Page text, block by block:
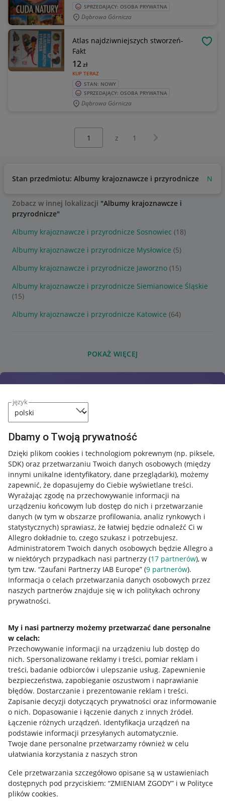
język
Dbamy o Twoją prywatność
Dzięki plikom cookies i technologiom pokrewnym (np. piksele,
SDK) oraz przetwarzaniu Twoich danych osobowych (między
innymi unikalne identyfikatory, dane przeglądarki), możemy
zapewnić, że dopasujemy do Ciebie wyświetlane treści.
Wyrażając zgodę na przechowywanie informacji na
urządzeniu końcowym lub dostęp do nich i przetwarzanie
danych (w tym w obszarze profilowania, analiz rynkowych i
statystycznych) sprawiasz, że łatwiej będzie odnaleźć Ci w
Allegro dokładnie to, czego szukasz i potrzebujesz.
Administratorem Twoich danych osobowych będzie Allegro a
w niektórych przypadkach nasi partnerzy (17 partnerów), w
tym tzw. “Zaufani Partnerzy IAB Europe” (9 partnerów).
Informacja o celach przetwarzania danych osobowych przez
naszych partnerów znajduje się w ich politykach ochrony
prywatności.
My i nasi partnerzy możemy przetwarzać dane personalne
w celach:
Przechowywanie informacji na urządzeniu lub dostęp do
nich. Spersonalizowane reklamy i treści, pomiar reklam i
treści, badanie odbiorców i ulepszanie usług. Zapewnienie
bezpieczeństwa, zapobieganie oszustwom i naprawianie
błędów. Dostarczanie i prezentowanie reklam i treści.
Zapisanie decyzji dotyczących prywatności oraz informowanie
o nich. Dopasowanie i łączenie danych z innych źródeł.
Łączenie różnych urządzeń. Identyfikacja urządzeń na
podstawie informacji przesyłanych automatycznie.
Twoje dane personalne przetwarzamy również w celu
ułatwiania korzystania z naszych stron
Cele przetwarzania szczegółowo opisane są w ustawieniach
dostępnych pod przyciskiem: “ZMIENIAM ZGODY” i w Polityce
plików cookies.
SPRZEDAJĄCY: OSOBA PRYWATNA
Dąbrowa Górnicza
Atlas najdziwniejszych stworzeń-
Fakt
KUP TERAZ
12zł
STAN: NOWY
SPRZEDAJĄCY: OSOBA PRYWATNA
Dąbrowa Górnicza
z 1 Następna strona
Stan przedmiotu: Albumy krajoznawcze i przyrodnicze Nowy
Zobacz w innej lokalizacji "Albumy krajoznawcze i
przyrodnicze"
Albumy krajoznawcze i przyrodnicze Sosnowiec (18)
Albumy krajoznawcze i przyrodnicze Mysłowice (5)
Albumy krajoznawcze i przyrodnicze Jaworzno (15)
Albumy krajoznawcze i przyrodnicze Siemianowice Śląskie
(15)
Albumy krajoznawcze i przyrodnicze Katowice (64)
POKAŻ WIĘCEJ
Przydatne informacje
Jak to działa
Allegro Gadane dla sprzedających
Allegro Gadane dla kupujących
Mapa miejscowości
Informacje prawne
Regulamin
Polityka plików "cookies"
Ustawienia plików "cookies"
Udostępnianie lokalizacji
Informacje dla Aktu o Usługach Cyfrowych